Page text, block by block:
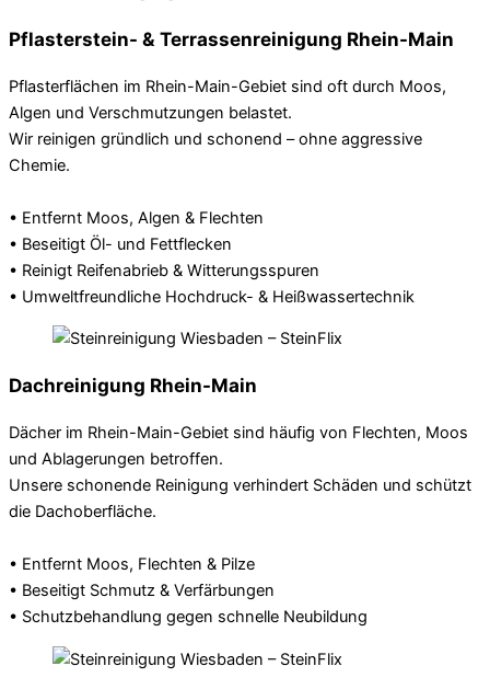
Pflasterstein- & Terrassenreinigung Rhein-Main
Pflasterflächen im Rhein-Main-Gebiet sind oft durch Moos,
Algen und Verschmutzungen belastet.
Wir reinigen gründlich und schonend – ohne aggressive
Chemie.
• Entfernt Moos, Algen & Flechten
• Beseitigt Öl- und Fettflecken
• Reinigt Reifenabrieb & Witterungsspuren
• Umweltfreundliche Hochdruck- & Heißwassertechnik
Dachreinigung Rhein-Main
Dächer im Rhein-Main-Gebiet sind häufig von Flechten, Moos
und Ablagerungen betroffen.
Unsere schonende Reinigung verhindert Schäden und schützt
die Dachoberfläche.
• Entfernt Moos, Flechten & Pilze
• Beseitigt Schmutz & Verfärbungen
• Schutzbehandlung gegen schnelle Neubildung